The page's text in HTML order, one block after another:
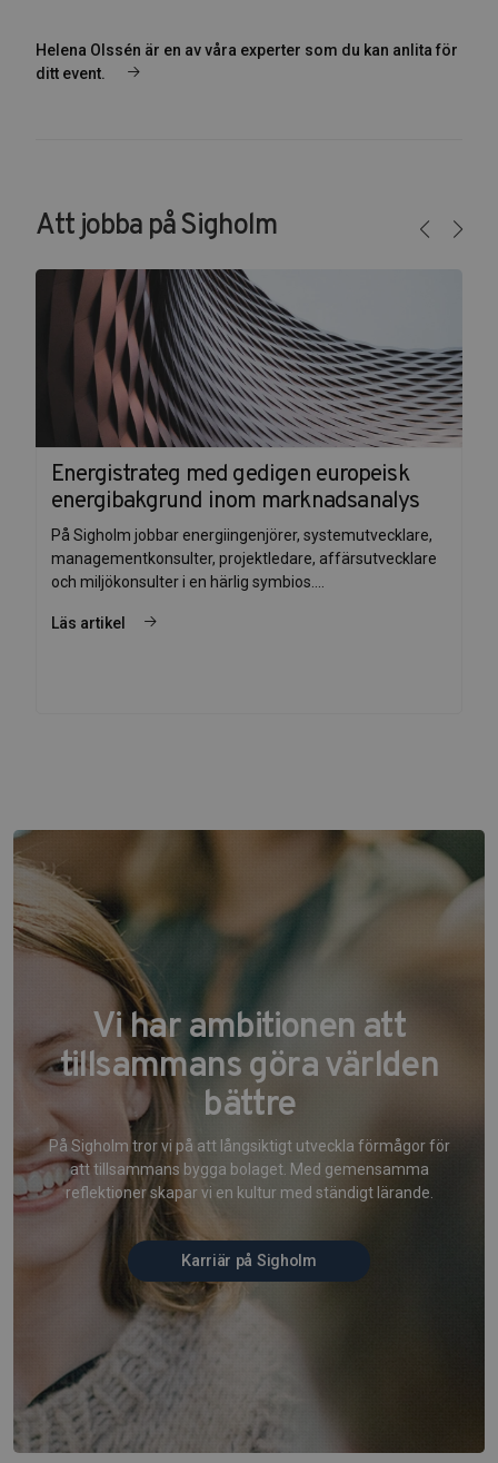
Helena Olssén är en av våra experter som du kan anlita för
ditt event.
Att jobba på Sigholm
Energistrateg med gedigen europeisk
energibakgrund inom marknadsanalys
På Sigholm jobbar energiingenjörer, systemutvecklare,
managementkonsulter, projektledare, affärsutvecklare
och miljökonsulter i en härlig symbios....
Läs artikel
Vi har ambitionen att
tillsammans göra världen
bättre
På Sigholm tror vi på att långsiktigt utveckla förmågor för
att tillsammans bygga bolaget. Med gemensamma
reflektioner skapar vi en kultur med ständigt lärande.
Karriär på Sigholm